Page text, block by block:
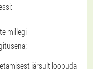
millegi
järsult loobuda